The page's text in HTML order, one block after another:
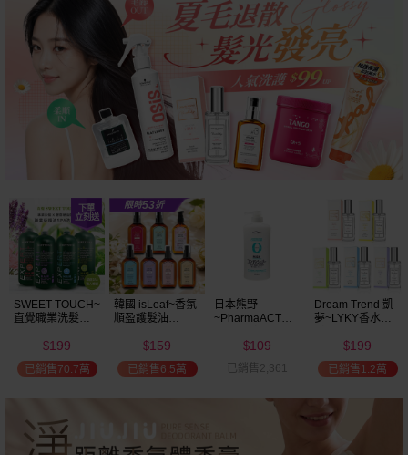
SWEET TOUCH~
直覺職業洗髮精
選 全新包裝
$199
已銷售70.7萬
韓國 isLeaf~香氛
順盈護髮油
$159
已銷售6.5萬
日本熊野
~PharmaACT無
(600ml)
$109
已銷售2,361
Dream Trend 凱
夢~LYKY香水護
$199
已銷售1.2萬